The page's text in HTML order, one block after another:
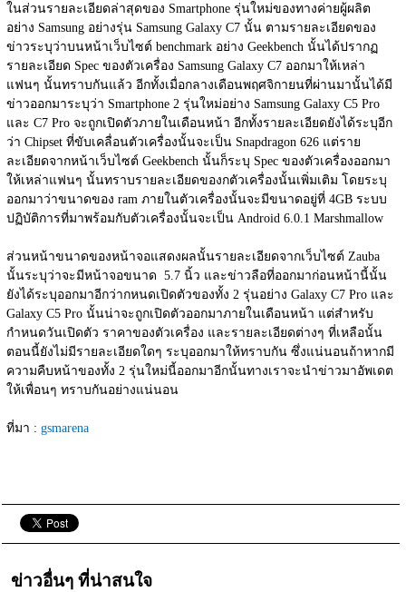
ในส่วนรายละเอียดล่าสุดของ Smartphone รุ่นใหม่ของทางค่ายผู้ผลิต
อย่าง Samsung อย่างรุ่น Samsung Galaxy C7 นั้น ตามรายละเอียดของ
ข่าวระบุว่าบนหน้าเว็บไซต์ benchmark อย่าง Geekbench นั้นได้ปรากฏ
รายละเอียด Spec ของตัวเครื่อง Samsung Galaxy C7 ออกมาให้เหล่า
แฟนๆ นั้นทราบกันแล้ว อีกทั้งเมื่อกลางเดือนพฤศจิกายนที่ผ่านมานั้นได้มี
ข่าวออกมาระบุว่า Smartphone 2 รุ่นใหม่อย่าง Samsung Galaxy C5 Pro
และ C7 Pro จะถูกเปิดตัวภายในเดือนหน้า อีกทั้งรายละเอียดยังได้ระบุอีก
ว่า Chipset ที่ขับเคลื่อนตัวเครื่องนั้นจะเป็น Snapdragon 626 แต่ราย
ละเอียดจากหน้าเว็บไซต์ Geekbench นั้นก็ระบุ Spec ของตัวเครื่องออกมา
ให้เหล่าแฟนๆ นั้นทราบรายละเอียดของกตัวเครื่องนั้นเพิ่มเติม โดยระบุ
ออกมาว่าขนาดของ ram ภายในตัวเครื่องนั้นจะมีขนาดอยู่ที่ 4GB ระบบ
ปฏิบัติการที่มาพร้อมกับตัวเครื่องนั้นจะเป็น Android 6.0.1 Marshmallow
ส่วนหน้าขนาดของหน้าจอแสดงผลนั้นรายละเอียดจากเว็บไซต์ Zauba
นั้นระบุว่าจะมีหน้าจอขนาด  5.7 นิ้ว และข่าวลือที่ออกมาก่อนหน้านี้นั้น
ยังได้ระบุออกมาอีกว่ากหนดเปิดตัวของทั้ง 2 รุ่นอย่าง Galaxy C7 Pro และ
Galaxy C5 Pro นั้นน่าจะถูกเปิดตัวออกมาภายในเดือนหน้า แต่สำหรับ
กำหนดวันเปิดตัว ราคาของตัวเครื่อง และรายละเอียดต่างๆ ที่เหลือนั้น
ตอนนี้ยังไม่มีรายละเอียดใดๆ ระบุออกมาให้ทราบกัน ซึ่งแน่นอนถ้าหากมี
ความคืบหน้าของทั้ง 2 รุ่นใหม่นี้ออกมาอีกนั้นทางเราจะนำข่าวมาอัพเดต
ให้เพื่อนๆ ทราบกันอย่างแน่นอน
ที่มา : gsmarena
ข่าวอื่นๆ ที่น่าสนใจ